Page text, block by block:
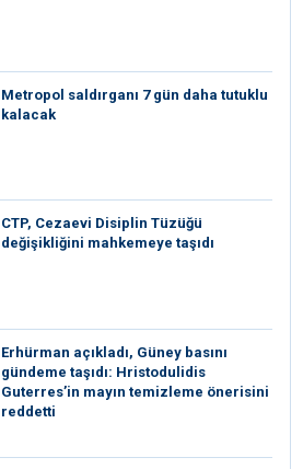
Metropol saldırganı 7 gün daha tutuklu
kalacak
CTP, Cezaevi Disiplin Tüzüğü
değişikliğini mahkemeye taşıdı
Erhürman açıkladı, Güney basını
gündeme taşıdı: Hristodulidis
Guterres’in mayın temizleme önerisini
reddetti